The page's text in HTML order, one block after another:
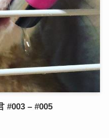
#003 – #005